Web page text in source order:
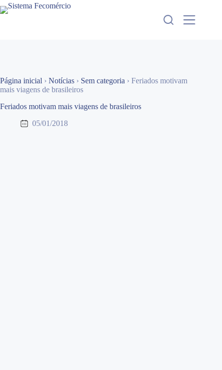
Pular
para
Página inicial › Notícias › Sem categoria › Feriados motivam
mais viagens de brasileiros
Feriados motivam mais viagens de brasileiros
05/01/2018